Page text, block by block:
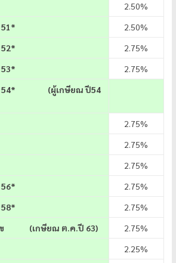
2.50%
2.50%
2.75%
2.75%
54* (ผู้เกษียณ ปี54
2.75%
2.75%
2.75%
2.75%
2.75%
ข (เกษียณ ต.ค.ปี 63)
2.75%
2.25%